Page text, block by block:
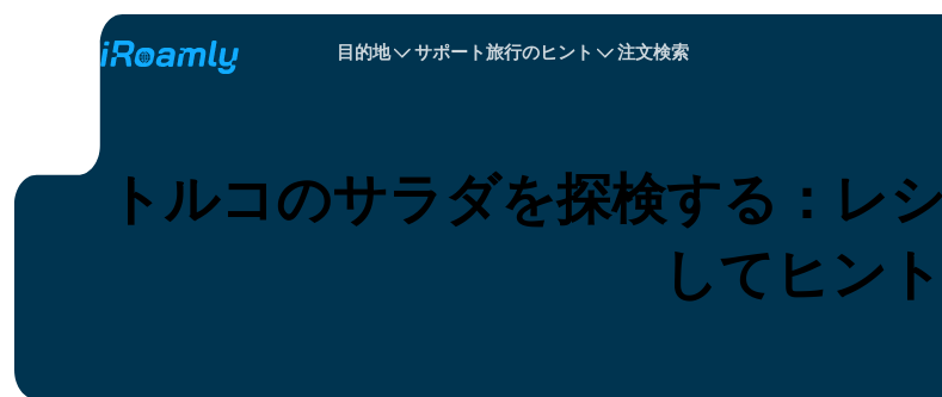
目的地 サポート旅行のヒント 注文検索
ブルガリア カンボジア カナダ
クロアチア キプ
エクアドル エジ
トルコのサラダを探検する：レ
してヒント